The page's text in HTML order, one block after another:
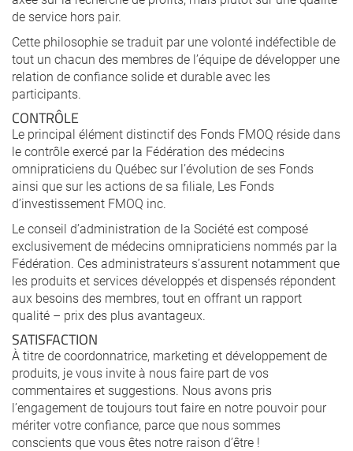
de service hors pair.
Cette philosophie se traduit par une volonté indéfectible de
tout un chacun des membres de l’équipe de développer une
relation de confiance solide et durable avec les
participants.
CONTRÔLE
Le principal élément distinctif des Fonds FMOQ réside dans
le contrôle exercé par la Fédération des médecins
omnipraticiens du Québec sur l’évolution de ses Fonds
ainsi que sur les actions de sa filiale, Les Fonds
d’investissement FMOQ inc.
Le conseil d’administration de la Société est composé
exclusivement de médecins omnipraticiens nommés par la
Fédération. Ces administrateurs s’assurent notamment que
les produits et services développés et dispensés répondent
aux besoins des membres, tout en offrant un rapport
qualité – prix des plus avantageux.
SATISFACTION
À titre de coordonnatrice, marketing et développement de
produits, je vous invite à nous faire part de vos
commentaires et suggestions. Nous avons pris
l’engagement de toujours tout faire en notre pouvoir pour
mériter votre confiance, parce que nous sommes
conscients que vous êtes notre raison d’être !